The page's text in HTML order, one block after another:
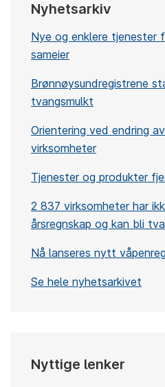
Nyhetsarkiv
Nye og enklere tjenester
sameier
Brønnøysundregistrene
tvangsmulkt
Orientering ved endring
virksomheter
Tjenester og produkter
2 837 virksomheter har
årsregnskap og kan bli
Nå lanseres nytt
Se hele nyhetsarkivet
Nyttige lenker